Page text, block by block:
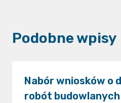
Podobne wpisy
Nabór wniosków o
robót